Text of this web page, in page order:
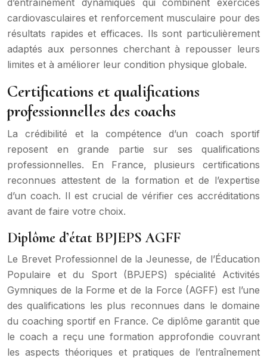
d’entraînement dynamiques qui combinent exercices
cardiovasculaires et renforcement musculaire pour des
résultats rapides et efficaces. Ils sont particulièrement
adaptés aux personnes cherchant à repousser leurs
limites et à améliorer leur condition physique globale.
Certifications et qualifications
professionnelles des coachs
La crédibilité et la compétence d’un coach sportif
reposent en grande partie sur ses qualifications
professionnelles. En France, plusieurs certifications
reconnues attestent de la formation et de l’expertise
d’un coach. Il est crucial de vérifier ces accréditations
avant de faire votre choix.
Diplôme d’état BPJEPS AGFF
Le Brevet Professionnel de la Jeunesse, de l’Éducation
Populaire et du Sport (BPJEPS) spécialité Activités
Gymniques de la Forme et de la Force (AGFF) est l’une
des qualifications les plus reconnues dans le domaine
du coaching sportif en France. Ce diplôme garantit que
le coach a reçu une formation approfondie couvrant
les aspects théoriques et pratiques de l’entraînement